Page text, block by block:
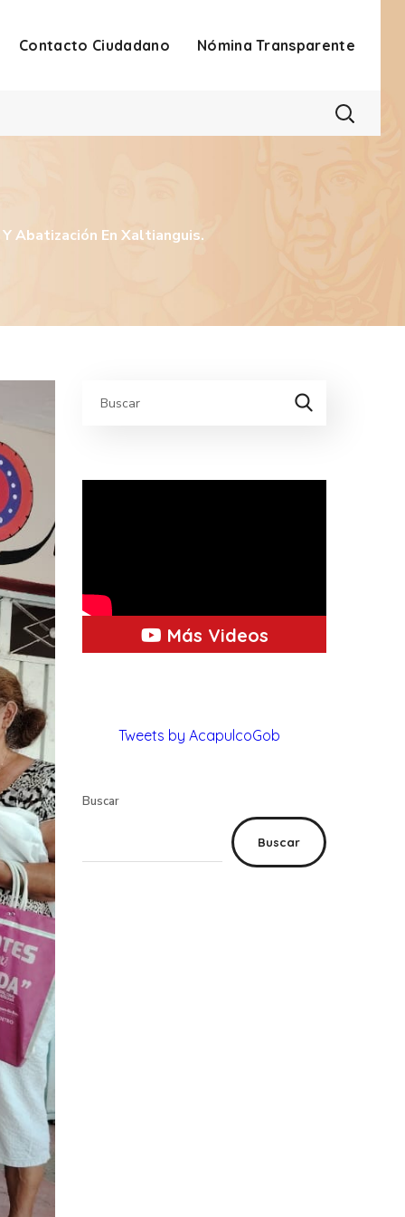
Contacto Ciudadano Nómina Transparente
Abatización En Xaltianguis.
Más Videos
Tweets by AcapulcoGob
Buscar
Buscar